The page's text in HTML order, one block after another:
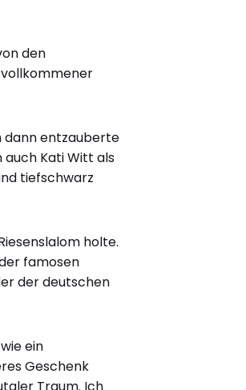
den
dann entzauberte
auch Kati Witt als
tiefschwarz
holte.
famosen
der deutschen
ein
Geschenk